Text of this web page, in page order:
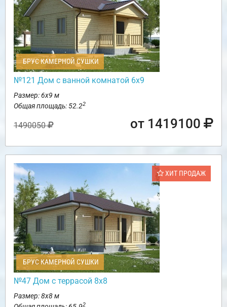
БРУС КАМЕРНОЙ СУШКИ
№121 Дом с ванной комнатой 6х9
Размер: 6х9 м
Общая площадь: 52.22
1490050 от 1419100
ХИТ ПРОДАЖ
БРУС КАМЕРНОЙ СУШКИ
№47 Дом с террасой 8х8
Размер: 8х8 м
2